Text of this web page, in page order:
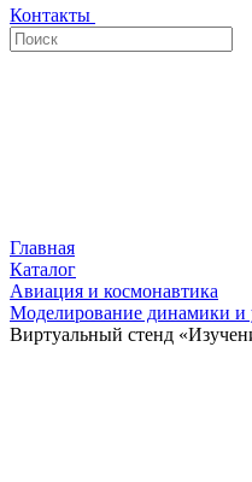
Контакты
Главная
Каталог
Авиация и космонавтика
Моделирование динамики
Виртуальный стенд